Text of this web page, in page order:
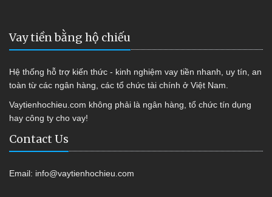
Vay tiền bằng hộ chiếu
Hệ thống hỗ trợ kiến thức - kinh nghiệm vay tiền nhanh, uy tín, an
toàn từ các ngân hàng, các tổ chức tài chính ở Việt Nam.
Vaytienhochieu.com không phải là ngân hàng, tổ chức tín dụng
hay công ty cho vay!
Contact Us
Email: info@vaytienhochieu.com